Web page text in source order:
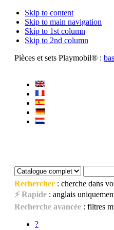
Skip to content
Skip to main navigation
Skip to 1st column
Skip to 2nd column
Pièces et sets Playmobil® :
Rechercher: cherche dans
⚡ Rapide: anglais
Recherche avancée: filtres
?